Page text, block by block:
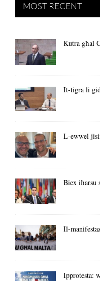
MOST RECENT
Kutra għal
It-tigra li
L-ewwel
Biex iħarsu
Il-
Ipprotesta: